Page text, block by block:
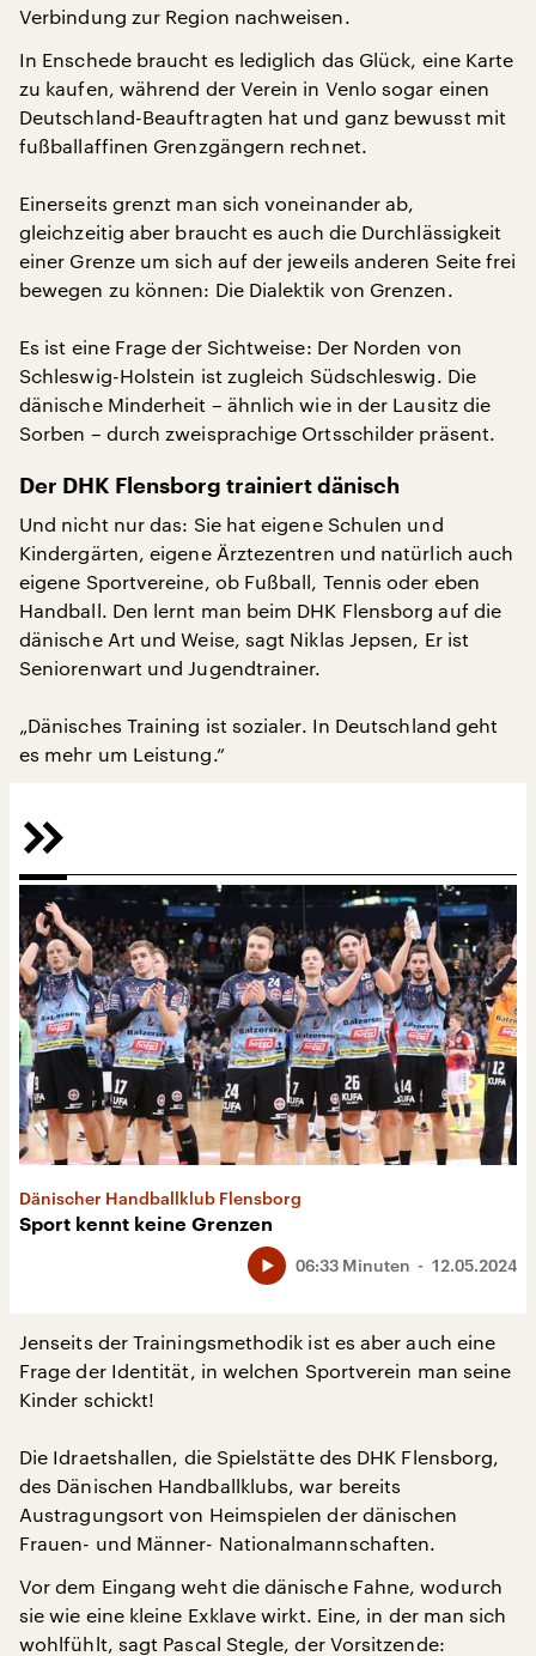
Verbindung zur Region nachweisen.
In Enschede braucht es lediglich das Glück, eine Karte
zu kaufen, während der Verein in Venlo sogar einen
Deutschland-Beauftragten hat und ganz bewusst mit
fußballaffinen Grenzgängern rechnet.
Einerseits grenzt man sich voneinander ab,
gleichzeitig aber braucht es auch die Durchlässigkeit
einer Grenze um sich auf der jeweils anderen Seite frei
bewegen zu können: Die Dialektik von Grenzen.
Es ist eine Frage der Sichtweise: Der Norden von
Schleswig-Holstein ist zugleich Südschleswig. Die
dänische Minderheit – ähnlich wie in der Lausitz die
Sorben – durch zweisprachige Ortsschilder präsent.
Der DHK Flensborg trainiert dänisch
Und nicht nur das: Sie hat eigene Schulen und
Kindergärten, eigene Ärztezentren und natürlich auch
eigene Sportvereine, ob Fußball, Tennis oder eben
Handball. Den lernt man beim DHK Flensborg auf die
dänische Art und Weise, sagt Niklas Jepsen, Er ist
Seniorenwart und Jugendtrainer.
„Dänisches Training ist sozialer. In Deutschland geht
es mehr um Leistung.“
Dänischer Handballklub Flensborg
Sport kennt keine Grenzen
12.05.2024
06:33 Minuten
Jenseits der Trainingsmethodik ist es aber auch eine
Frage der Identität, in welchen Sportverein man seine
Kinder schickt!
Die Idraetshallen, die Spielstätte des DHK Flensborg,
des Dänischen Handballklubs, war bereits
Austragungsort von Heimspielen der dänischen
Frauen- und Männer- Nationalmannschaften.
Vor dem Eingang weht die dänische Fahne, wodurch
sie wie eine kleine Exklave wirkt. Eine, in der man sich
wohlfühlt, sagt Pascal Stegle, der Vorsitzende: